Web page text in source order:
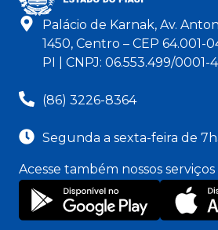
Palácio de Karnak, Av.
1450, Centro – CEP 64.001-
PI | CNPJ: 06.553.499/0001-
(86) 3226-8364
Segunda a sexta-feira de
Acesse também nossos